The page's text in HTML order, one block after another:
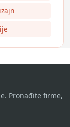
Pronađite firme,